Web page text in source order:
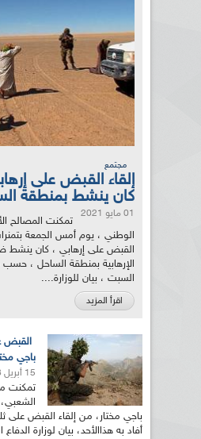
مجتمع
إلقاء القبض على
كان ينشط بمنطقة
01 مايو 2021
تمكنت المصالح
الوطني ، يوم أمس الجمعة
القبض على إرهابي ، كان ينشط
الإرهابية بمنطقة الساحل ، حسب
السبت ، بيان للوزارة....
اقرأ المزيد
القبض
باجي
15 أبريل 2018
تمكنت
باجي مختار، من إلقاء القبض على
أفاد به هذاالأحد، بيان لوزارة